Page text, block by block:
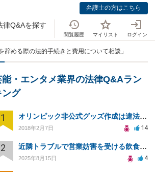
弁護士の方はこちら
律Q&Aを探す
閲覧履歴 マイリスト ログイン
辞める際の法的手続きと費用について相談」
能・エンタメ業界の法律Q&Aラン
ング
1 オリンピック非公式グッズ作成は違法ですか？
2018年2月7日 14
2 近隣トラブルで営業妨害を受ける飲食店の法的対策相談
2025年8月15日 4